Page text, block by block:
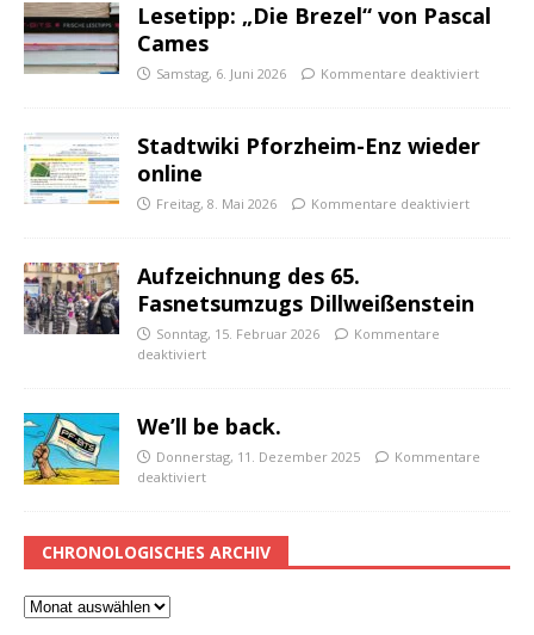
Lesetipp: „Die Brezel“ von Pascal
Cames
Samstag, 6. Juni 2026 Kommentare deaktiviert
Stadtwiki Pforzheim-Enz wieder
online
Freitag, 8. Mai 2026 Kommentare deaktiviert
Aufzeichnung des 65.
Fasnetsumzugs Dillweißenstein
Sonntag, 15. Februar 2026
Kommentare
deaktiviert
We’ll be back.
Donnerstag, 11. Dezember 2025
Kommentare
deaktiviert
CHRONOLOGISCHES ARCHIV